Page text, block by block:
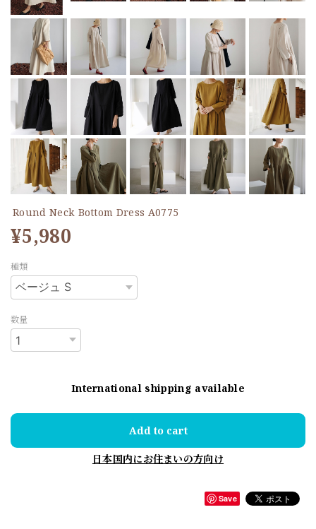
Round Neck Bottom Dress A0775
¥5,980
種類
数量
International shipping available
Add to cart
日本国内にお住まいの方向け
Save